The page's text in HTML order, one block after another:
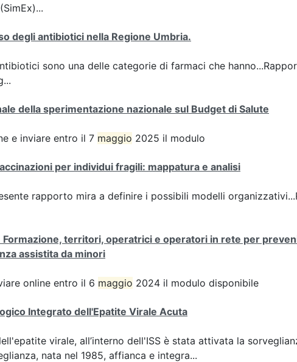
degli antibiotici nella Regione Umbria.
sono una delle categorie di farmaci che
della sperimentazione nazionale sul Budget di Salute
e inviare entro il 7 maggio 2025 il modulo
per individui fragili: mappatura e analisi
rapporto mira a definire i possibili modelli
Formazione, territori, operatrici e operatori in rete per
assistita da minori
online entro il 6 maggio 2024 il modulo disponibile
Integrato dell'Epatite Virale Acuta
virale, all’interno dell'ISS è stata attivata la
nata nel 1985, affianca e integra...